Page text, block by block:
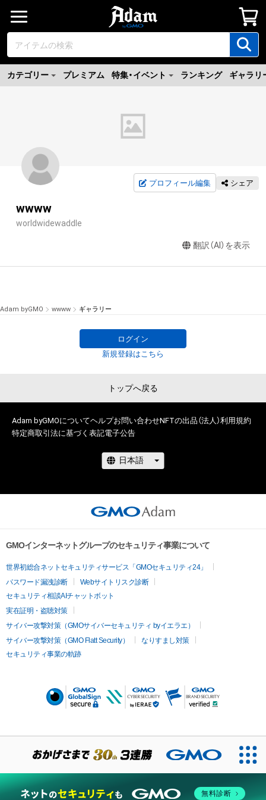
カテゴリー プレミアム 特集・イベント ランキング ギャラリ
プロフィール編集 シェア
wwww
worldwidewaddle
翻訳（AI）を表示
Adam byGMO wwww ギャラリー
ログイン
新規登録はこちら
トップへ戻る
Adam byGMOについてヘルプお問い合わせNFTの出品（法人）利用規約
特定商取引法に基づく表記電子公告
GMOインターネットグループのセキュリティ事業について
世界初総合ネットセキュリティサービス「GMOセキュリティ24」
パスワード漏洩診断
Webサイトリスク診断
セキュリティ相談AIチャットボット
実在証明・盗聴対策
サイバー攻撃対策（GMOサイバーセキュリティ byイエラエ）
サイバー攻撃対策（GMO Flatt Security）
なりすまし対策
セキュリティ事業の軌跡
無料診断